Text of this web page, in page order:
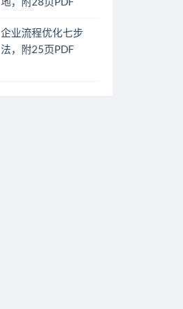
地，附28页PDF
企业流程优化七步
法，附25页PDF